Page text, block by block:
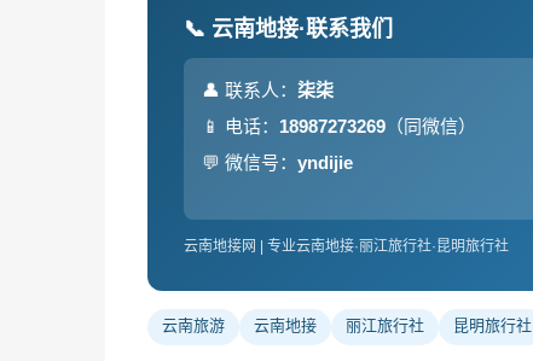
📞 云南地接·联系我们
👤 联系人： 柒柒
📱 电话： 18987273269 （同微信）
💬 微信号： yndijie
云南地接网 | 专业云南地接·丽江旅行社·昆明旅行社
云南旅游 云南地接 丽江旅行社 昆明旅行社